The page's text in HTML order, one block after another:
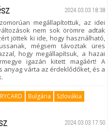
2024.03.03 18:38
megállapítottuk, az idei
nem sok örömre adtak
jöttek ki ide, hogy használható,
mégsem távoztak üres
hogy megállapítsuk, a hazai
igazán kitett magáért! A
anyag várta az érdeklődőket, és a
Bulgária
Szlovákia
2024.03.03 17:50